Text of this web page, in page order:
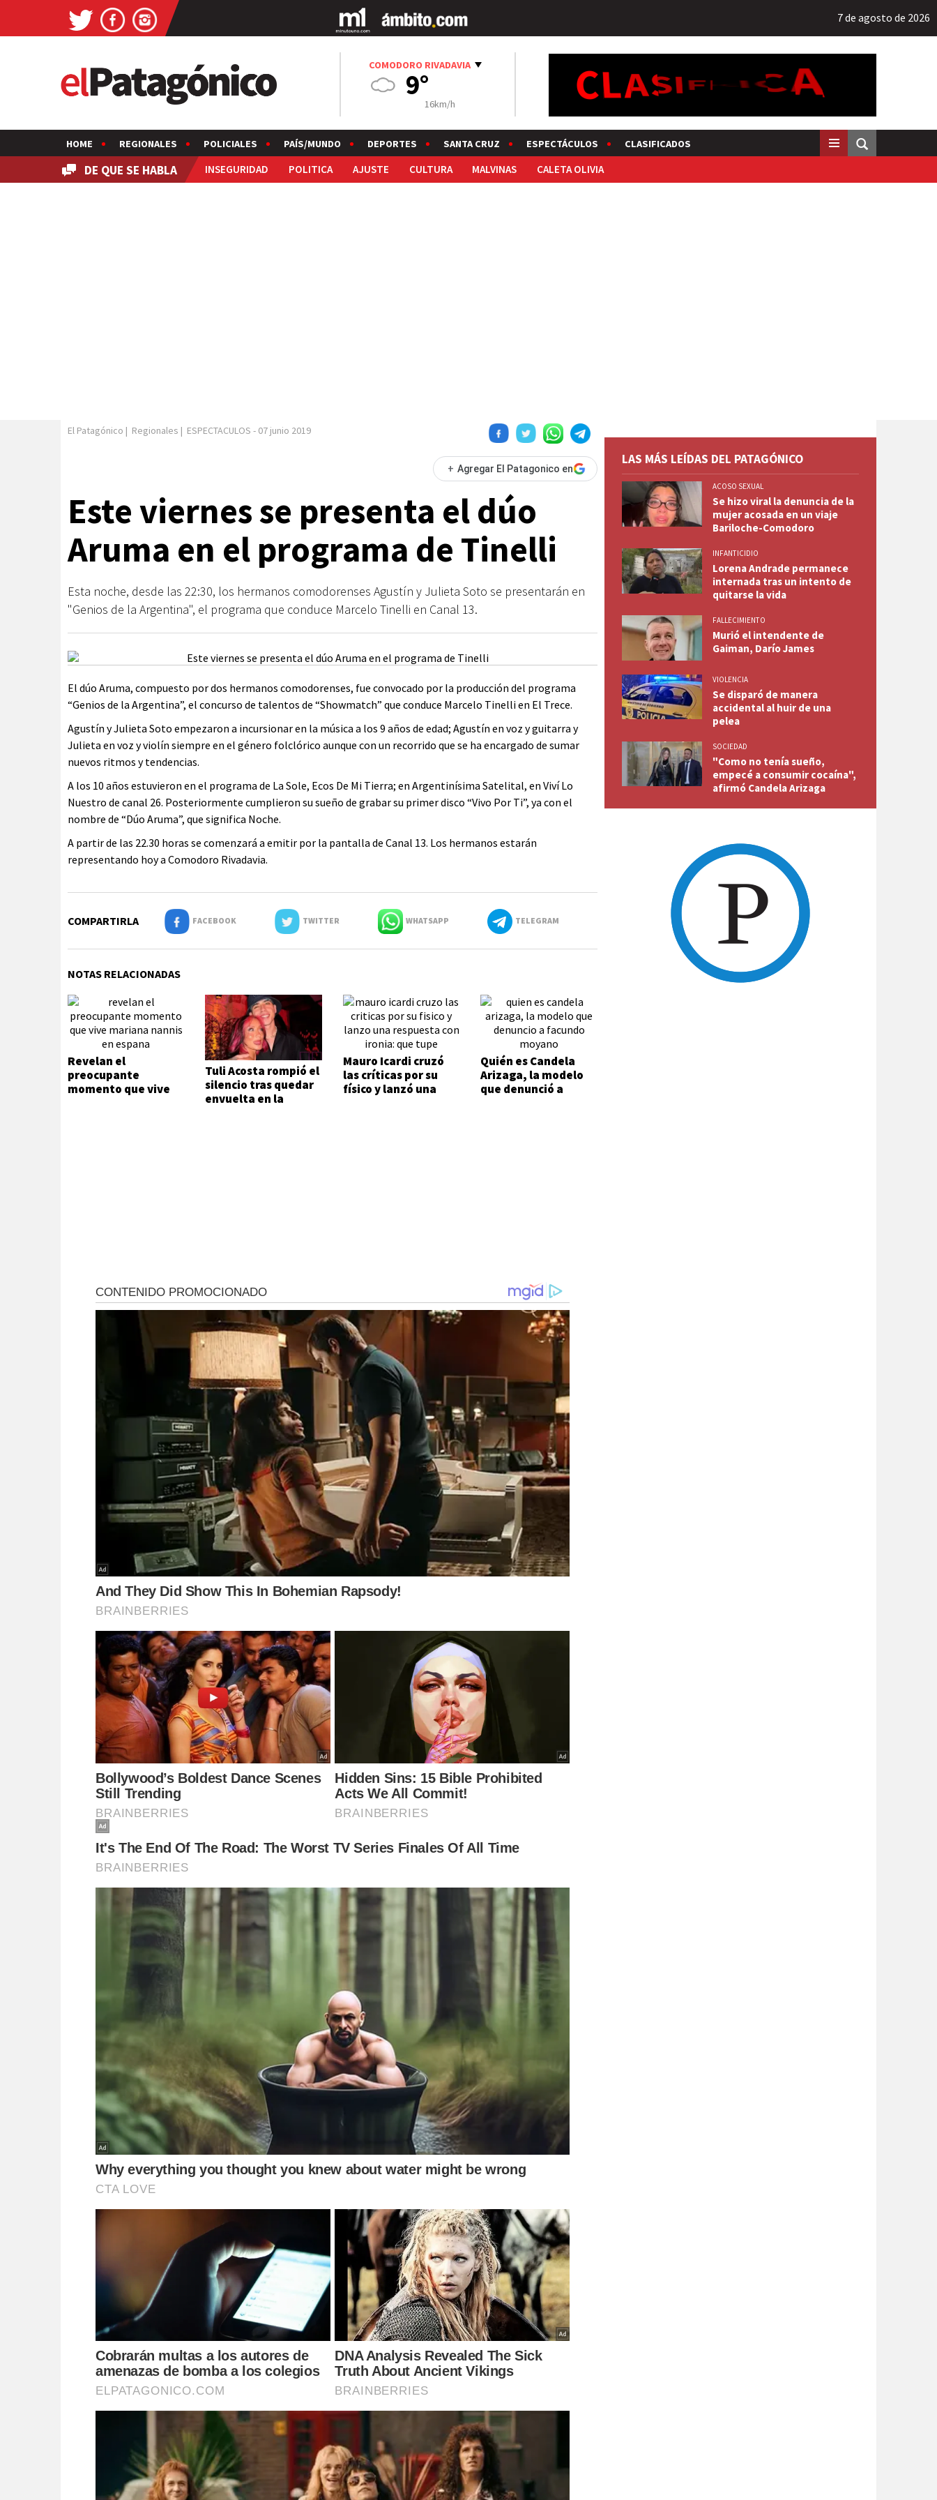
7 de agosto de 2026
COMODORO RIVADAVIA
9°
16km/h
HOME REGIONALES POLICIALES PAÍS/MUNDO DEPORTES SANTA CRUZ ESPECTÁCULOS CLASIFICADOS
DE QUE SE HABLA INSEGURIDAD POLITICA AJUSTE CULTURA MALVINAS CALETA OLIVIA
El Patagónico | Regionales | ESPECTACULOS - 07 junio 2019
+ Agregar El Patagonico en
Este viernes se presenta el dúo
Aruma en el programa de Tinelli
Esta noche, desde las 22:30, los hermanos comodorenses Agustín y Julieta Soto se presentarán en
"Genios de la Argentina", el programa que conduce Marcelo Tinelli en Canal 13.
El dúo Aruma, compuesto por dos hermanos comodorenses, fue convocado por la producción del programa
“Genios de la Argentina”, el concurso de talentos de “Showmatch” que conduce Marcelo Tinelli en El Trece.
Agustín y Julieta Soto empezaron a incursionar en la música a los 9 años de edad; Agustín en voz y guitarra y
Julieta en voz y violín siempre en el género folclórico aunque con un recorrido que se ha encargado de sumar
nuevos ritmos y tendencias.
A los 10 años estuvieron en el programa de La Sole, Ecos De Mi Tierra; en Argentinísima Satelital, en Viví Lo
Nuestro de canal 26. Posteriormente cumplieron su sueño de grabar su primer disco “Vivo Por Ti”, ya con el
nombre de “Dúo Aruma”, que significa Noche.
A partir de las 22.30 horas se comenzará a emitir por la pantalla de Canal 13. Los hermanos estarán
representando hoy a Comodoro Rivadavia.
COMPARTIRLA FACEBOOK TWITTER WHATSAPP TELEGRAM
NOTAS RELACIONADAS
Revelan el
preocupante
momento que vive
Tuli Acosta rompió el
silencio tras quedar
envuelta en la
Mauro Icardi cruzó
las críticas por su
físico y lanzó una
Quién es Candela
Arizaga, la modelo
que denunció a
LAS MÁS LEÍDAS DEL PATAGÓNICO
ACOSO SEXUAL
Se hizo viral la denuncia de la
mujer acosada en un viaje
Bariloche-Comodoro
INFANTICIDIO
Lorena Andrade permanece
internada tras un intento de
quitarse la vida
FALLECIMIENTO
Murió el intendente de
Gaiman, Darío James
VIOLENCIA
Se disparó de manera
accidental al huir de una
pelea
SOCIEDAD
"Como no tenía sueño,
empecé a consumir cocaína",
afirmó Candela Arizaga